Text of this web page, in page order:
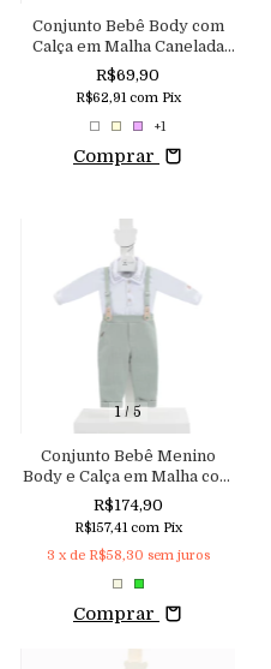
Conjunto Bebê Body com
Calça em Malha Canelada
100% Algodão Aconchego
R$69,90
R$62,91 com Pix
+1
Comprar
1/ 5
Conjunto Bebê Menino
Body e Calça em Malha com
Suspensório Fixo Regulável
Aconchego
R$174,90
R$157,41 com Pix
3 x de R$58,30 sem juros
Comprar